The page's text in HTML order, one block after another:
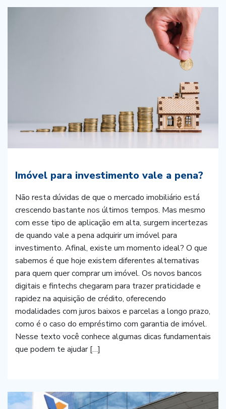
Imóvel para investimento vale a pena?
Não resta dúvidas de que o mercado imobiliário está
crescendo bastante nos últimos tempos. Mas mesmo
com esse tipo de aplicação em alta, surgem incertezas
de quando vale a pena adquirir um imóvel para
investimento. Afinal, existe um momento ideal? O que
sabemos é que hoje existem diferentes alternativas
para quem quer comprar um imóvel. Os novos bancos
digitais e fintechs chegaram para trazer praticidade e
rapidez na aquisição de crédito, oferecendo
modalidades com juros baixos e parcelas a longo prazo,
como é o caso do empréstimo com garantia de imóvel.
Nesse texto você conhece algumas dicas fundamentais
que podem te ajudar […]